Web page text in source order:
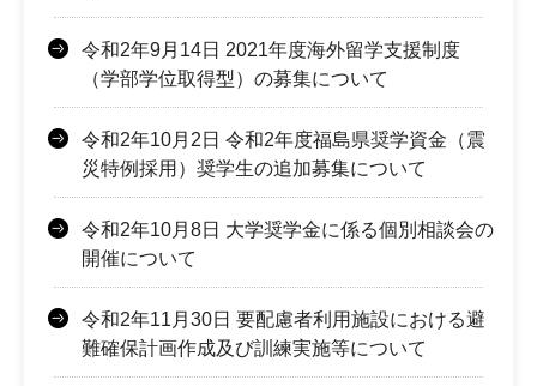
令和2年9月14日 2021年度海外留学支援制度
（学部学位取得型）の募集について
令和2年10月2日 令和2年度福島県奨学資金（震
災特例採用）奨学生の追加募集について
令和2年10月8日 大学奨学金に係る個別相談会の
開催について
令和2年11月30日 要配慮者利用施設における避
難確保計画作成及び訓練実施等について